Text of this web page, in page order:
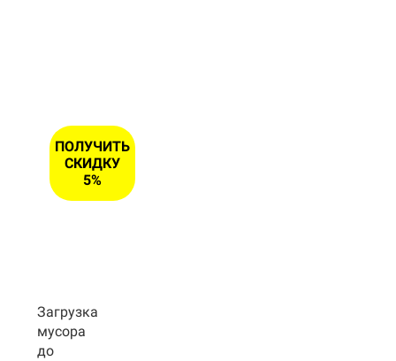
ПОЛУЧИТЬ
СКИДКУ
5%
Загрузка
мусора
до